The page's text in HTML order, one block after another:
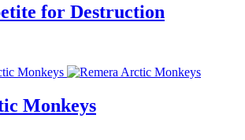
for Destruction
Monkeys